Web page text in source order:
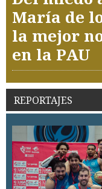
María de
la mejor
en la PAU
REPORTAJES